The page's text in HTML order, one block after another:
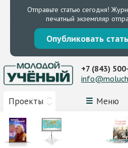
Отправьте статью сегодня!
печатный экземпляр
Опубликовать
Проекты Меню
+7 (843)